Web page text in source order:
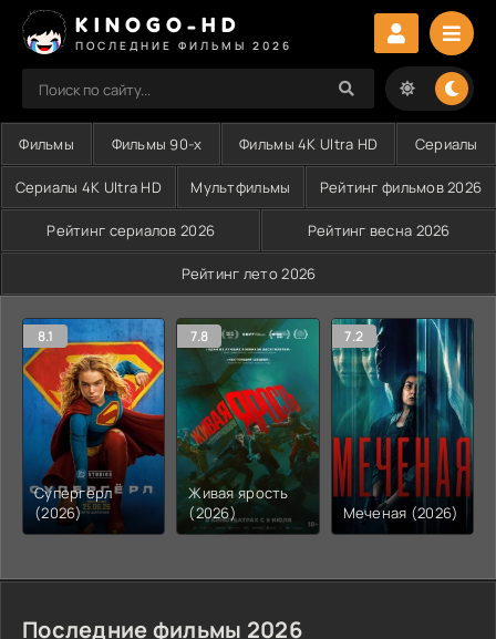
KINOGO-HD
ПОСЛЕДНИЕ ФИЛЬМЫ 2026
Фильмы Фильмы 90-х Фильмы 4K Ultra HD Сериалы
Сериалы 4K Ultra HD Мультфильмы Рейтинг фильмов 2026
Рейтинг сериалов 2026 Рейтинг весна 2026
Рейтинг лето 2026
8.1
Супергёрл
(2026)
7.8
Живая ярость
(2026)
7.2
Меченая (2026)
Последние фильмы 2026